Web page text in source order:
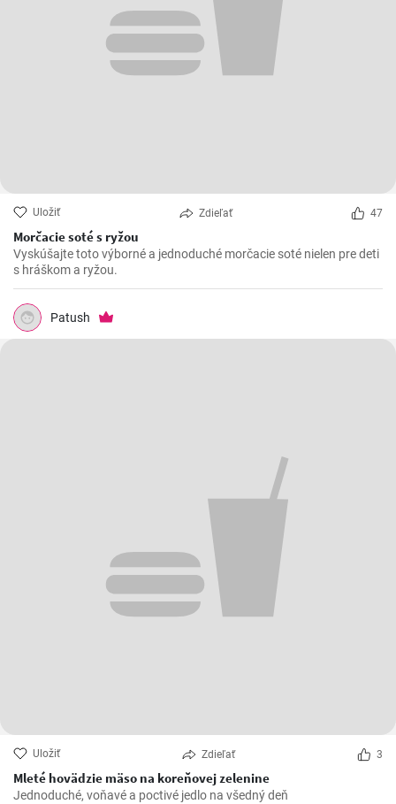
Uložiť Zdieľať 47
Morčacie soté s ryžou
Vyskúšajte toto výborné a jednoduché morčacie soté nielen pre deti
s hráškom a ryžou.
Patush
Uložiť Zdieľať 3
Mleté hovädzie mäso na koreňovej zelenine
Jednoduché, voňavé a poctivé jedlo na všedný deň